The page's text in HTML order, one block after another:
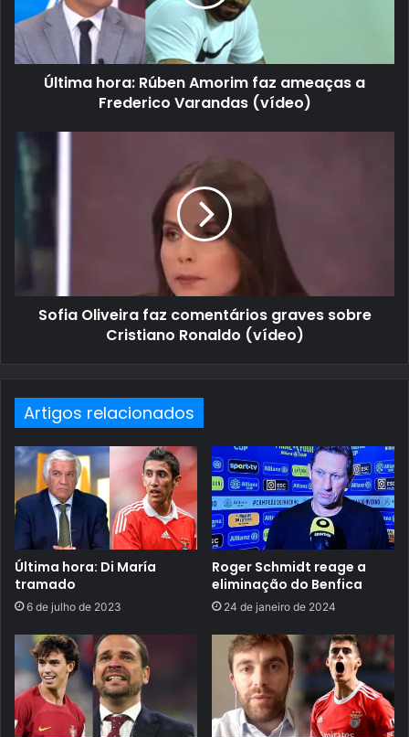
Última hora: Rúben Amorim faz ameaças a
Frederico Varandas (vídeo)
Sofia Oliveira faz comentários graves sobre
Cristiano Ronaldo (vídeo)
Artigos relacionados
Última hora: Di María
tramado
6 de julho de 2023
Roger Schmidt reage a
eliminação do Benfica
24 de janeiro de 2024